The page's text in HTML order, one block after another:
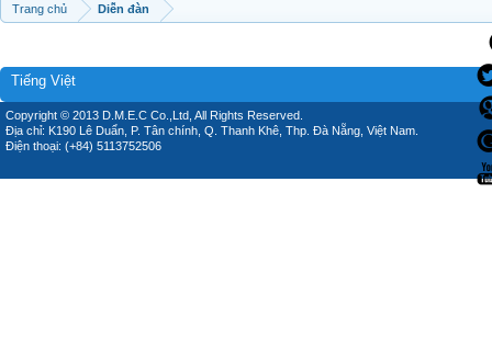
Trang chủ Diễn đàn
Tiếng Việt
Copyright © 2013 D.M.E.C Co.,Ltd, All Rights Reserved.
Địa chỉ: K190 Lê Duẩn, P. Tân chính, Q. Thanh Khê, Thp. Đà Nẵng, Việt Nam.
Điện thoại: (+84) 5113752506